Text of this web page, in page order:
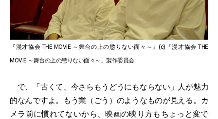
『漫才協会 THE MOVIE ～舞台の上の懲りない面々～』(c)「漫才協会 THE
MOVIE ～舞台の上の懲りない面々～」製作委員会
で、「古くて、今さらもうどうにもならない」人が魅力
的なんですよ。もう業（ごう）のようなものが見える。カ
メラ前に慣れてないから、映画の映り方もちょっと変で